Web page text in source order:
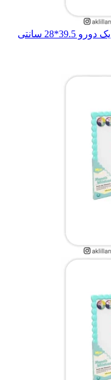
وایت برد مغناطیسی چند منظوره یک دورو 39.5*28 سانتی